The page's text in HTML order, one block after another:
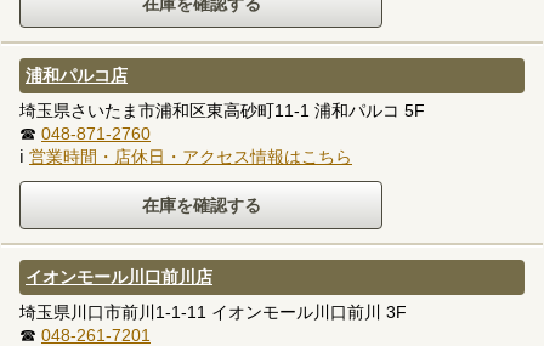
浦和パルコ店
埼玉県さいたま市浦和区東高砂町11-1 浦和パルコ 5F
☎ 048-871-2760
ℹ 営業時間・店休日・アクセス情報はこちら
イオンモール川口前川店
埼玉県川口市前川1-1-11 イオンモール川口前川 3F
☎ 048-261-7201